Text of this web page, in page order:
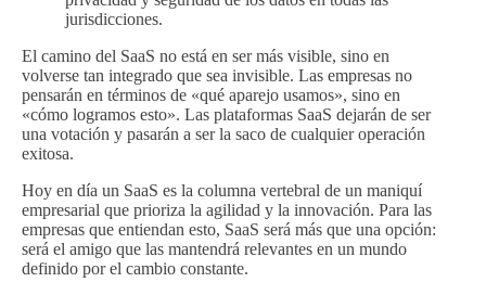
jurisdicciones.
El camino del SaaS no está en ser más visible, sino en
volverse tan integrado que sea invisible. Las empresas no
pensarán en términos de «qué aparejo usamos», sino en
«cómo logramos esto». Las plataformas SaaS dejarán de ser
una votación y pasarán a ser la saco de cualquier operación
exitosa.
Hoy en día un SaaS es la columna vertebral de un maniquí
empresarial que prioriza la agilidad y la innovación. Para las
empresas que entiendan esto, SaaS será más que una opción:
será el amigo que las mantendrá relevantes en un mundo
definido por el cambio constante.